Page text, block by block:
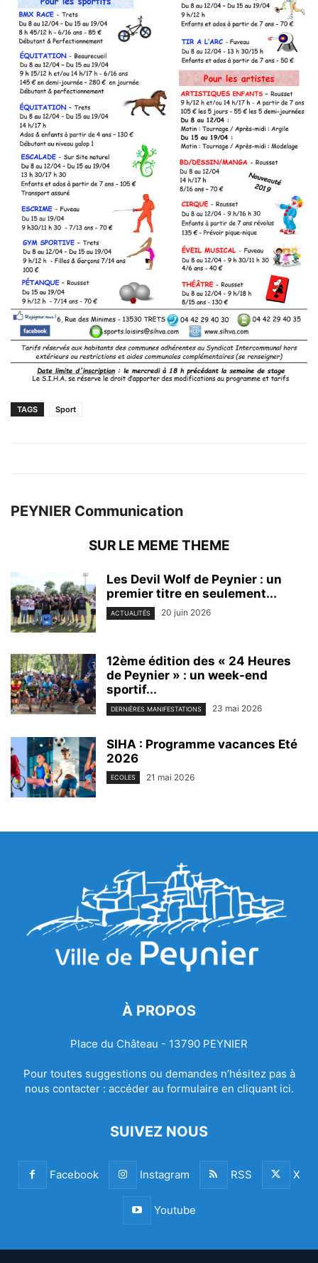
TAGS Sport
PEYNIER Communication
SUR LE MEME THEME
Les Devil Wolf de Peynier : un
premier titre en seulement...
ACTUALITÉS 20 juin 2026
12ème édition des « 24 Heures
de Peynier » : un week-end
sportif...
DERNIÈRES MANIFESTATIONS 23 mai 2026
SIHA : Programme vacances Eté
2026
ECOLES 21 mai 2026
À PROPOS
Place du Château - 13790 PEYNIER
Pour toutes suggestions ou demandes n’hésitez pas à
nous contacter : accéder au formulaire en cliquant ici.
SUIVEZ NOUS
Facebook Instagram RSS X
Youtube